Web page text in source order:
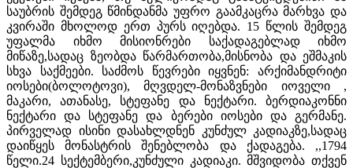
საუბრის შემდეგ წმინდანმა უფრო გაამკაცრა მარხვა და
კვირაში მხოლოდ ერთ პურს იღებდა. 15 წლის შემდეგ
უფალმა იხმო მისიონრები საქადაგებლად იხმო
მიწაზე,სადაც ზეობდა წარმართობა,მისნობა და ეშმაკის
სხვა საქმეები. საძმოს წევრები იყვნენ: არქიმანდრიტი
იოსები(ბოლოტოვი), მღვდელ-მონაზვნები იოველი ,
მაკარი, ათანასე, სტეფანე და ნექტარი. ბერდიაკონნი
ნექტარი და სტეფანე და ბერები იოსები და გერმანე.
პირველად ისინი დასახლდნენ კუნძულ კადიაკზე,სადაც
დაიწყეს მონასტრის შენებლობა და ქადაგება. ,,1794
წელი.24 სექტემბერი,კუნძული კადიაკი. მშვიდობა თქვენ